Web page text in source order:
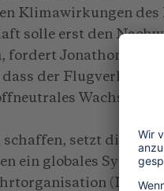
Klimawirkungen
solle erst den
fordert Jonathon
der Flugverkehr
Wachstum"
schaffen, setzt die
ein globales
(ICAO)